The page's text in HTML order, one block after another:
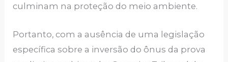
culminam na proteção do meio ambiente.
Portanto, com a ausência de uma legislação
específica sobre a inversão do ônus da prova